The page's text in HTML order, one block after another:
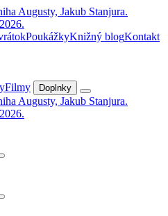
PoukážkyKnižný blogKontakt
Filmy Doplnky